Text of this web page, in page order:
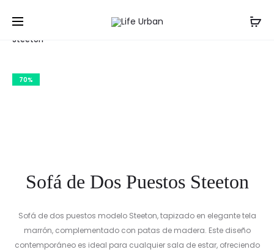
SOFÁ
SOFÁ
Inicio
Sofá de Dos Puestos
Steeton
70%
Sofá de Dos Puestos Steeton
Sofá de dos puestos modelo Steeton, tapizado en elegante tela
marrón, complementado con patas de madera. Este diseño
contemporáneo es ideal para cualquier sala de estar, ofreciendo